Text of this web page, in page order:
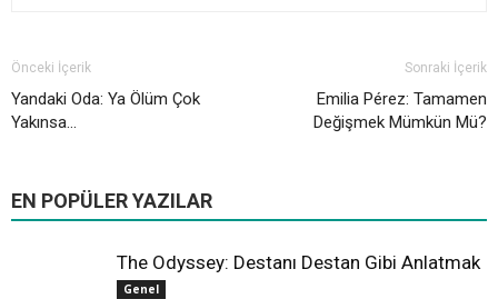
Önceki İçerik
Yandaki Oda: Ya Ölüm Çok
Yakınsa…
Sonraki İçerik
Emilia Pérez: Tamamen
Değişmek Mümkün Mü?
EN POPÜLER YAZILAR
Daha fazla
The Odyssey: Destanı Destan Gibi Anlatmak
Genel